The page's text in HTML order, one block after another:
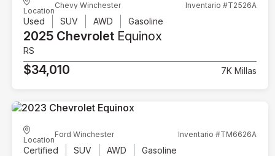
Location
Chevy Winchester Inventario #T2526A
Used SUV AWD Gasoline
2025 Chevrolet Equinox
RS
$34,010 7K Millas
Location
Ford Winchester Inventario #TM6626A
Certified SUV AWD Gasoline